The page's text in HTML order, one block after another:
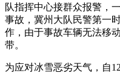
队指挥中心接群众报警，
事故，冀州大队民警第一
作，由于事故车辆无法移
带。
为应对冰雪恶劣天气，自